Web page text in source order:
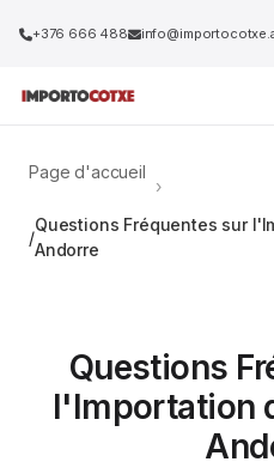
+376 666 488
Page d'accueil
›
Questions Fréquentes sur
Andorre
Questions
l'Importation